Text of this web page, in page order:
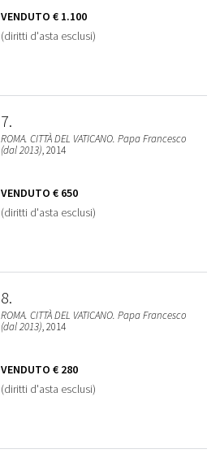
VENDUTO € 1.100
(diritti d'asta esclusi)
7
ROMA. CITTÀ DEL VATICANO. Papa Francesco
(dal 2013), 2014
VENDUTO € 650
(diritti d'asta esclusi)
8
ROMA. CITTÀ DEL VATICANO. Papa Francesco
(dal 2013), 2014
VENDUTO € 280
(diritti d'asta esclusi)